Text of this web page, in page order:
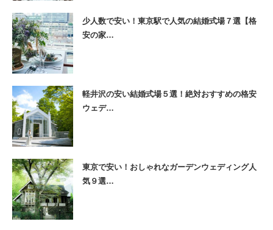
少人数で安い！東京駅で人気の結婚式場７選【格
安の家…
軽井沢の安い結婚式場５選！絶対おすすめの格安
ウェデ…
東京で安い！おしゃれなガーデンウェディング人
気９選…